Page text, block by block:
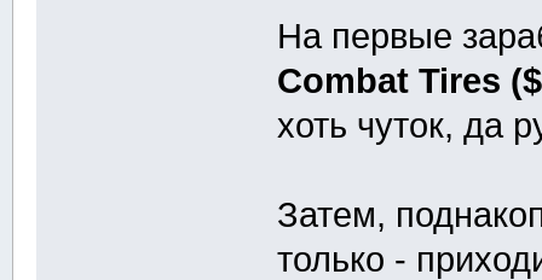
На первые
Combat Tires
хоть чуток, да
Затем,
только -